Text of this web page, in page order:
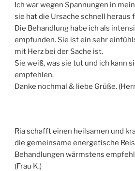
Ich war wegen Spannungen in
sie hat die Ursache schnell heraus
Die Behandlung habe ich als
empfunden. Sie ist ein sehr
mit Herz bei der Sache ist.
Sie weiß, was sie tut und ich kann
empfehlen.
Danke nochmal & liebe Grüße.
Ria schafft einen heilsamen und
die gemeinsame energetische
Behandlungen wärmstens
(Frau K.)